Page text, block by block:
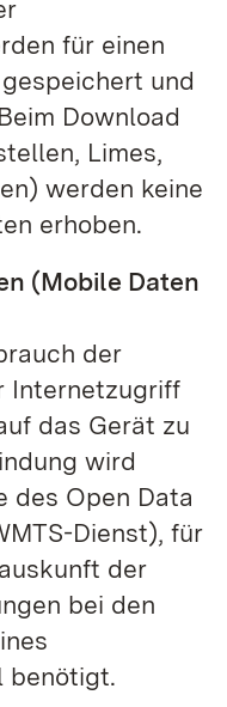
für einen
und
Download
Limes,
werden keine
erhoben.
(Mobile Daten
der
Internetzugriff
das Gerät zu
wird
des Open Data
Dienst), für
der
bei den
benötigt.